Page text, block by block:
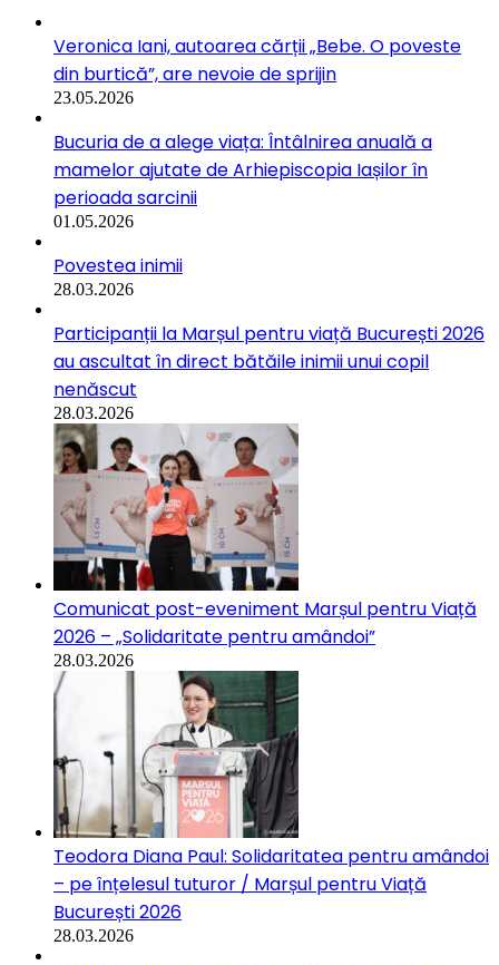
Veronica Iani, autoarea cărții „Bebe. O poveste
din burtică”, are nevoie de sprijin
23.05.2026
Bucuria de a alege viața: Întâlnirea anuală a
mamelor ajutate de Arhiepiscopia Iașilor în
perioada sarcinii
01.05.2026
Povestea inimii
28.03.2026
Participanții la Marșul pentru viață București 2026
au ascultat în direct bătăile inimii unui copil
nenăscut
28.03.2026
Comunicat post-eveniment Marșul pentru Viață
2026 – „Solidaritate pentru amândoi”
28.03.2026
Teodora Diana Paul: Solidaritatea pentru amândoi
– pe înțelesul tuturor / Marșul pentru Viață
București 2026
28.03.2026